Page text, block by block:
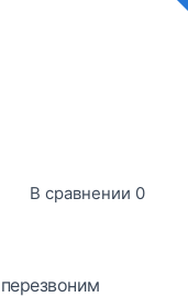
В сравнении 0